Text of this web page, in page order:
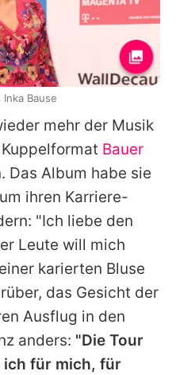
mehr der Musik
Bauer
Das Album habe sie
ihren Karriere-
"Ich liebe den
Leute will mich
karierten Bluse
das Gesicht der
Ausflug in den
anders: "Die Tour
ich für mich, für
Bause